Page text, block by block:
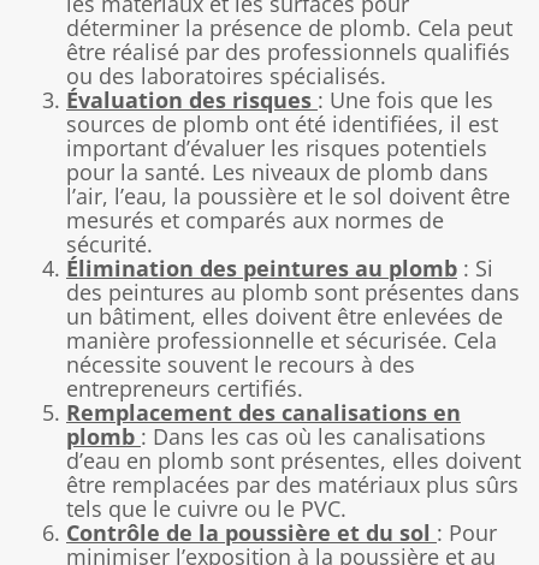
déterminer la présence de plomb. Cela peut
être réalisé par des professionnels qualifiés
ou des laboratoires spécialisés.
Évaluation des risques : Une fois que les
sources de plomb ont été identifiées, il est
important d’évaluer les risques potentiels
pour la santé. Les niveaux de plomb dans
l’air, l’eau, la poussière et le sol doivent être
mesurés et comparés aux normes de
sécurité.
Élimination des peintures au plomb : Si
des peintures au plomb sont présentes dans
un bâtiment, elles doivent être enlevées de
manière professionnelle et sécurisée. Cela
nécessite souvent le recours à des
entrepreneurs certifiés.
Remplacement des canalisations en
plomb : Dans les cas où les canalisations
d’eau en plomb sont présentes, elles doivent
être remplacées par des matériaux plus sûrs
tels que le cuivre ou le PVC.
Contrôle de la poussière et du sol : Pour
minimiser l’exposition à la poussière et au